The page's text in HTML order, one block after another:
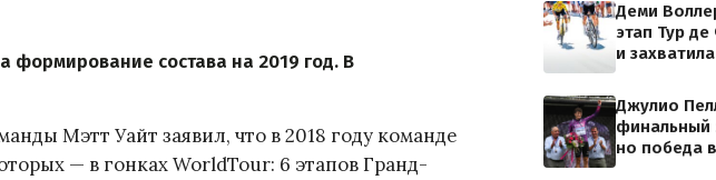
состава на 2019 год. В
Мэтт Уайт заявил, что в 2018 году команде
— в гонках WorldTour: 6 этапов Гранд-
Деми
этап Тур
и
Джулио
финальный
но победа